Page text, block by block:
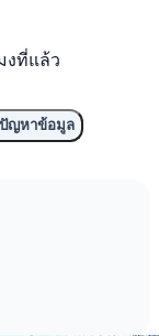
งที่แล้ว
ญหาข้อมูล